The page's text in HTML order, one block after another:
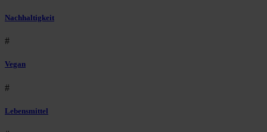
Nachhaltigkeit
#
Vegan
#
Lebensmittel